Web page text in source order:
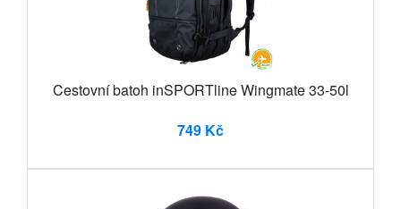
Cestovní batoh inSPORTline Wingmate 33-50l
749 Kč